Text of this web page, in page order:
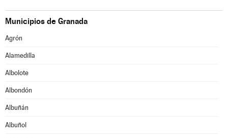
Municipios de Granada
Agrón
Alamedilla
Albolote
Albondón
Albuñán
Albuñol